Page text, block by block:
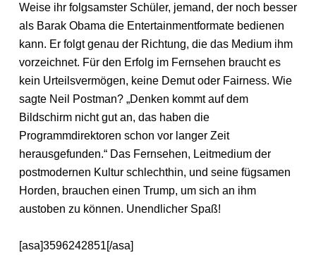
Weise ihr folgsamster Schüler, jemand, der noch besser
als Barak Obama die Entertainmentformate bedienen
kann. Er folgt genau der Richtung, die das Medium ihm
vorzeichnet. Für den Erfolg im Fernsehen braucht es
kein Urteilsvermögen, keine Demut oder Fairness. Wie
sagte Neil Postman? „Denken kommt auf dem
Bildschirm nicht gut an, das haben die
Programmdirektoren schon vor langer Zeit
herausgefunden.“ Das Fernsehen, Leitmedium der
postmodernen Kultur schlechthin, und seine fügsamen
Horden, brauchen einen Trump, um sich an ihm
austoben zu können. Unendlicher Spaß!
[asa]3596242851[/asa]